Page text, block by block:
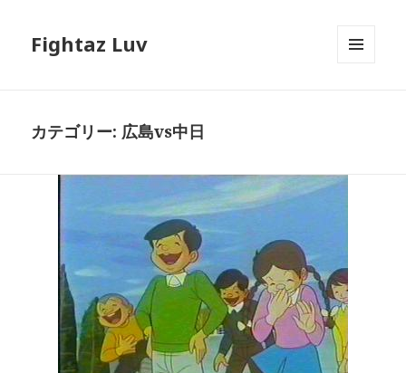
Fightaz Luv
カテゴリー: 広島vs中日